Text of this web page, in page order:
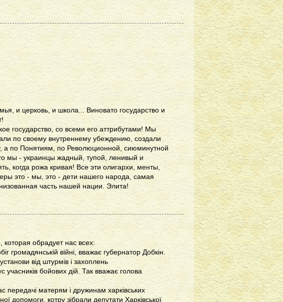
и церковь, и школа... Виновато государство и
государство, со всеми его аттрибутами! Мы
по своему внутреннему убеждению, создали
а по Понятиям, по Революционной, сиюминутной
мы - украинцы жадный, тупой, ленивый и
когда рожа кривая! Все эти олигархи, менты,
это - мы, это - дети нашего народа, самая
часть нашей нации. Элита!
обрадует нас всех:
громадянській війні, вважає губернатор Добкін.
від штурмів і захоплень
учасників бойових дій. Так вважає голова
передачі матерям і дружинам харківських
допомоги, котру зібрали депутати Харківської